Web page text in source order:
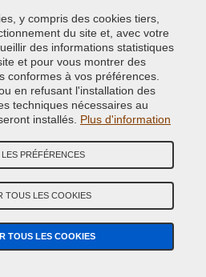
antisilicone spray
pour éliminer toute trace
à peindre
avec TVA
y compris des cookies tiers,
du site et, avec votre
des informations statistiques
et pour vous montrer des
conformes à vos préférences.
en refusant l'installation des
techniques nécessaires au
installés. Plus d'information
PRÉFÉRENCES
TOUS LES COOKIES
TOUS LES COOKIES